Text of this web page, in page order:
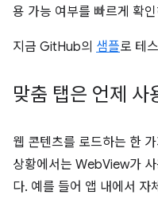
용 가능 여부를 빠르게 확
지금 GitHub의 샘플로 테
맞춤 탭은 언제 사
웹 콘텐츠를 로드하는 한
상황에서는 WebView가
다. 예를 들어 앱 내에서 자